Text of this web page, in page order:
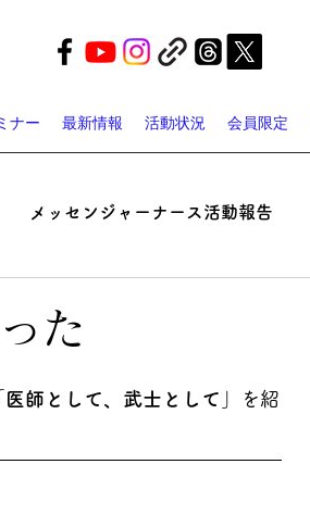
ナー 最新情報 活動状況 会員限定
メッセンジャーナース活動報告
メッセンジャーナース・スポット
た
医師として、武士として
」を紹